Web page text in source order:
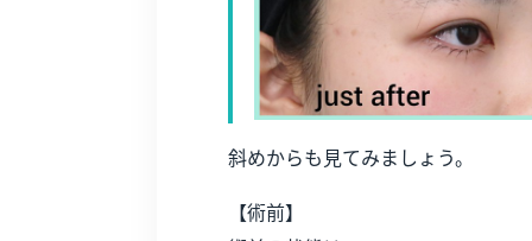
斜めからも見てみましょう。
【術前】